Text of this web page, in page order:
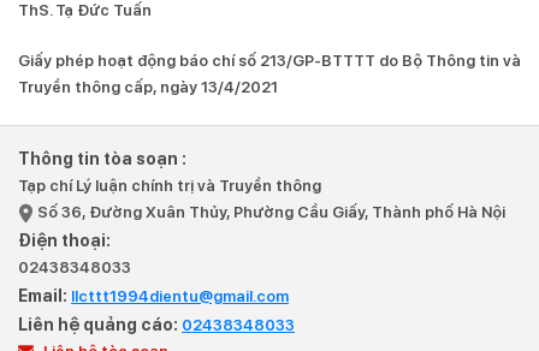
ThS. Tạ Đức Tuấn
Giấy phép hoạt động báo chí số 213/GP-BTTTT do Bộ Thông tin và
Truyền thông cấp, ngày 13/4/2021
Thông tin tòa soạn :
Tạp chí Lý luận chính trị và Truyền thông
Số 36, Đường Xuân Thủy, Phường Cầu Giấy, Thành phố Hà Nội
Điện thoại:
02438348033
Email: llcttt1994dientu@gmail.com
Liên hệ quảng cáo: 02438348033